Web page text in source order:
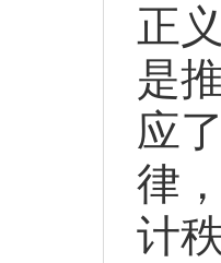
正
是
应
律
计